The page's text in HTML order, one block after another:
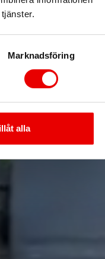
Marknadsföring
alla